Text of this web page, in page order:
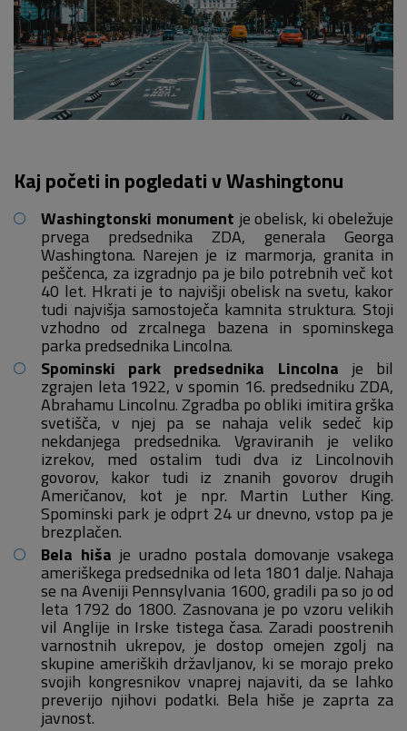
Kaj početi in pogledati v Washingtonu
Washingtonski monument je obelisk, ki obeležuje
prvega predsednika ZDA, generala Georga
Washingtona. Narejen je iz marmorja, granita in
peščenca, za izgradnjo pa je bilo potrebnih več kot
40 let. Hkrati je to najvišji obelisk na svetu, kakor
tudi najvišja samostoječa kamnita struktura. Stoji
vzhodno od zrcalnega bazena in spominskega
parka predsednika Lincolna.
Spominski park predsednika Lincolna je bil
zgrajen leta 1922, v spomin 16. predsedniku ZDA,
Abrahamu Lincolnu. Zgradba po obliki imitira grška
svetišča, v njej pa se nahaja velik sedeč kip
nekdanjega predsednika. Vgraviranih je veliko
izrekov, med ostalim tudi dva iz Lincolnovih
govorov, kakor tudi iz znanih govorov drugih
Američanov, kot je npr. Martin Luther King.
Spominski park je odprt 24 ur dnevno, vstop pa je
brezplačen.
Bela hiša je uradno postala domovanje vsakega
ameriškega predsednika od leta 1801 dalje. Nahaja
se na Aveniji Pennsylvania 1600, gradili pa so jo od
leta 1792 do 1800. Zasnovana je po vzoru velikih
vil Anglije in Irske tistega časa. Zaradi poostrenih
varnostnih ukrepov, je dostop omejen zgolj na
skupine ameriških državljanov, ki se morajo preko
svojih kongresnikov vnaprej najaviti, da se lahko
preverijo njihovi podatki. Bela hiše je zaprta za
javnost.